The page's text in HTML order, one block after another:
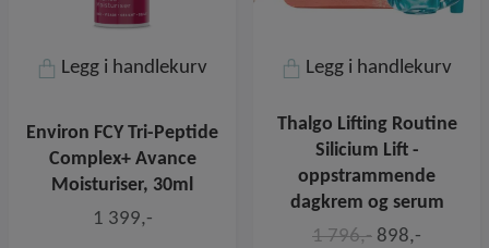
Legg i handlekurv
Environ FCY Tri-Peptide
Complex+ Avance
Moisturiser, 30ml
1 399,-
Legg i handlekurv
Thalgo Lifting Routine
Silicium Lift -
oppstrammende
dagkrem og serum
1 796,- 898,-